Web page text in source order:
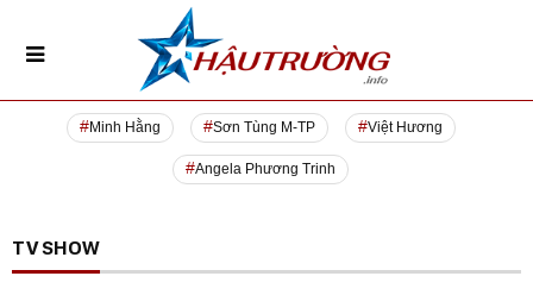
Minh Hằng Sơn Tùng M-TP Việt Hương
Angela Phương Trinh
TV SHOW